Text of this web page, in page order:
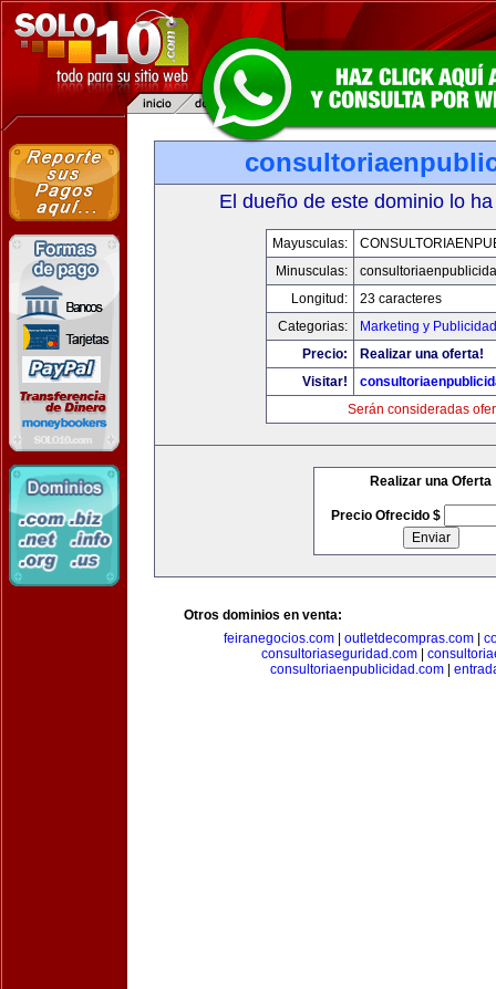
El dueño de este dominio lo
Mayusculas:
Minusculas:
Longitud:
23 caracteres
Categorias:
Marketing y Publicidad
Precio:
Realizar una oferta!
Visitar!
Serán consideradas
Realizar una Oferta
Precio Ofrecido $
Otros dominios en venta:
feiranegocios.com| outletdecompras.com|
consultoriaseguridad.com
consultoriaenpublicidad.com